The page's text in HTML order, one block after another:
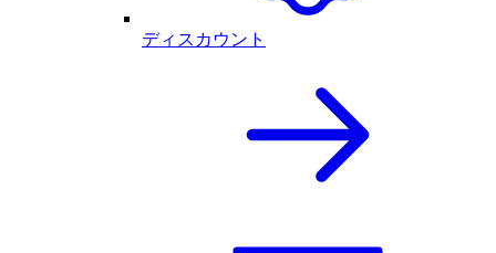
ディスカウント